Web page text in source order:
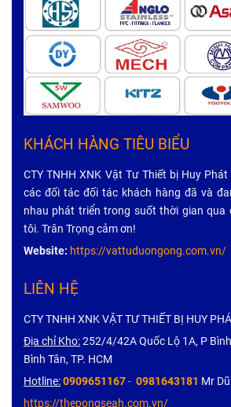
KHÁCH HÀNG TIÊU BIỂU
CTY TNHH XNK Vật Tư Thiết bị Huy
các đối tác đối tác khách hàng đã và
nhau phát triển trong suốt thời gian qua
tôi. Trân Trọng cảm ơn!
Website: https://vattuduongong.com.vn/
LIÊN HỆ
CTY TNHH XNK VẬT TƯ THIẾT BỊ HUY
Địa chỉ Kho:252/4/42A Quốc Lộ 1A, P
Bình Tân, TP. HCM
Hotline:0909651167- 0981643181 Mr
https://thepongseah.com.vn/